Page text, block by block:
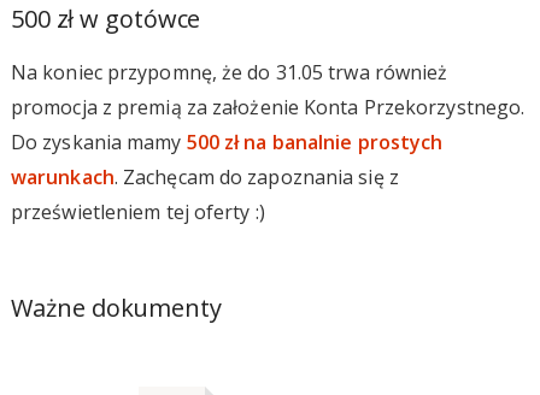
500 zł w gotówce
Na koniec przypomnę, że do 31.05 trwa również
promocja z premią za założenie Konta Przekorzystnego.
Do zyskania mamy 500 zł na banalnie prostych
warunkach. Zachęcam do zapoznania się z
prześwietleniem tej oferty :)
Ważne dokumenty